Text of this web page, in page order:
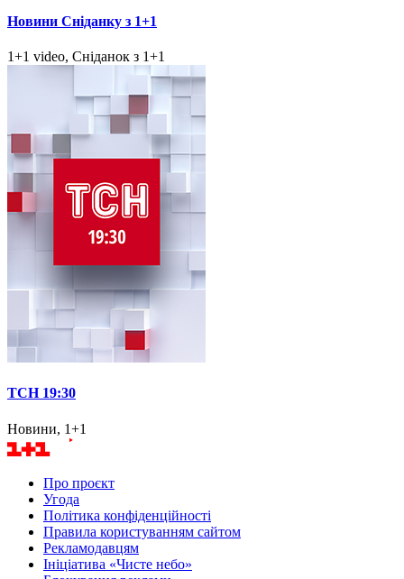
Новини Сніданку з 1+1
1+1 video, Сніданок з 1+1
ТСН 19:30
Новини, 1+1
Про проєкт
Угода
Політика конфіденційності
Правила користуванням сайтом
Рекламодавцям
Ініціатива «Чисте небо»